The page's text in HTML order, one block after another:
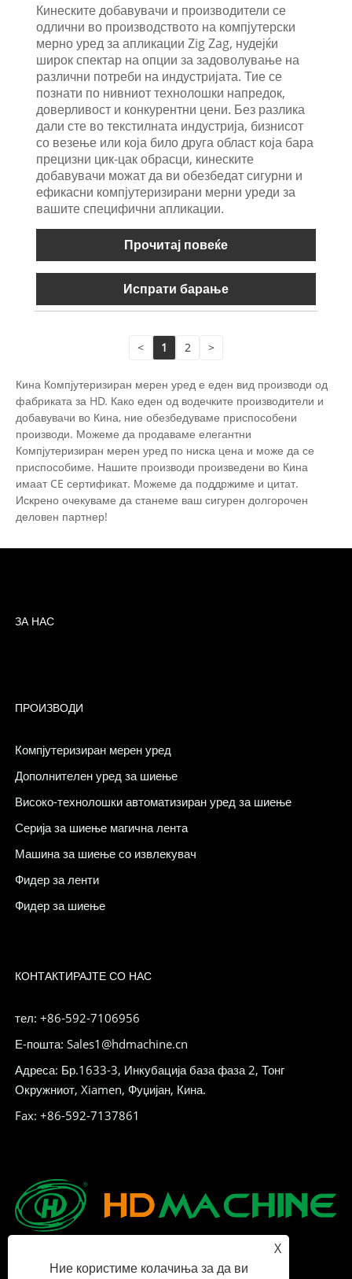
Кинеските добавувачи и производители се
одлични во производството на компјутерски
мерно уред за апликации Zig Zag, нудејќи
широк спектар на опции за задоволување на
различни потреби на индустријата. Тие се
познати по нивниот технолошки напредок,
доверливост и конкурентни цени. Без разлика
дали сте во текстилната индустрија, бизнисот
со везење или која било друга област која бара
прецизни цик-цак обрасци, кинеските
добавувачи можат да ви обезбедат сигурни и
ефикасни компјутеризирани мерни уреди за
вашите специфични апликации.
Прочитај повеќе
Испрати барање
< 1 2 >
Кина Компјутеризиран мерен уред е еден вид производи од
фабриката за HD. Како еден од водечките производители и
добавувачи во Кина, ние обезбедуваме приспособени
производи. Можеме да продаваме елегантни
Компјутеризиран мерен уред по ниска цена и може да се
приспособиме. Нашите производи произведени во Кина
имаат CE сертификат. Можеме да поддржиме и цитат.
Искрено очекуваме да станеме ваш сигурен долгорочен
деловен партнер!
ЗА НАС
ПРОИЗВОДИ
Компјутеризиран мерен уред
Дополнителен уред за шиење
Високо-технолошки автоматизиран уред за шиење
Серија за шиење магична лента
Машина за шиење со извлекувач
Фидер за ленти
Фидер за шиење
КОНТАКТИРАЈТЕ СО НАС
тел: +86-592-7106956
Е-пошта: Sales1@hdmachine.cn
Адреса: Бр.1633-3, Инкубација база фаза 2, Тонг
Окружниот, Xiamen, Фуџијан, Кина.
Fax: +86-592-7137861
X
Ние користиме колачиња за да ви